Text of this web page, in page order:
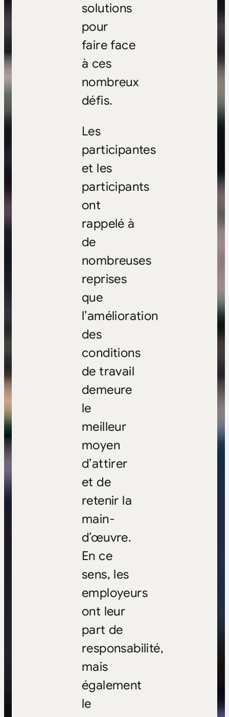
solutions
pour
faire face
à ces
nombreux
défis.
Les
participantes
et les
participants
ont
rappelé à
de
nombreuses
reprises
que
l’amélioration
des
conditions
de travail
demeure
le
meilleur
moyen
d’attirer
et de
retenir la
main-
d’œuvre.
En ce
sens, les
employeurs
ont leur
part de
responsabilité,
mais
également
le